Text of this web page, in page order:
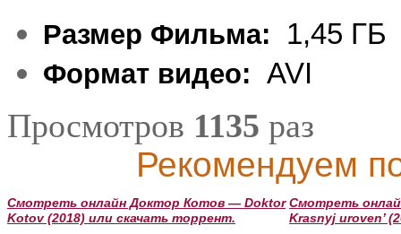
Размер Фильма: 1,45 ГБ
Формат видео: AVI
Просмотров 1135 раз
Рекомендуем
Смотреть онлайн Доктор Котов — Doktor
Kotov (2018) или скачать торрент.
Смотреть
Krasnyj uroven’